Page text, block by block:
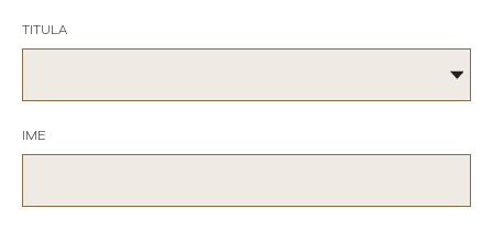
TITULA
IME